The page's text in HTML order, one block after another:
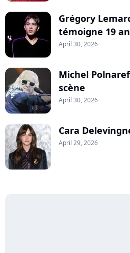
Grégory
témoigne 19
April 30, 2026
Michel
scène
April 30, 2026
Cara
April 29, 2026